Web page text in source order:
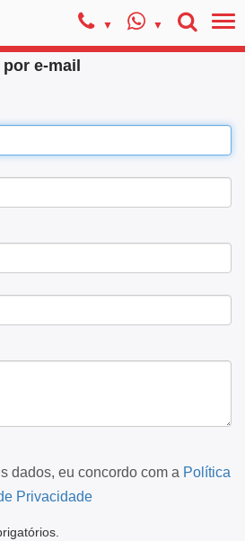
e-mail
dados, eu concordo com a Política
Privacidade